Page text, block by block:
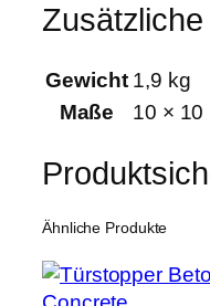
Gewicht 1,9 kg
Maße
10 × 10
Ähnliche Produkte